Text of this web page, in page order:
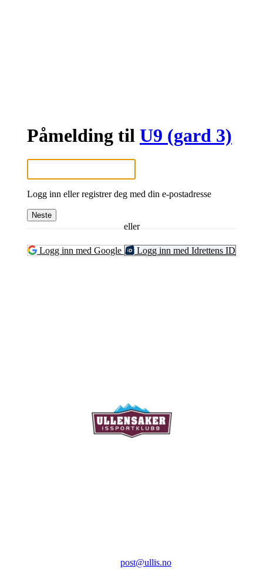
Påmelding til U9 (gard 3)
Logg inn eller registrer deg med din e-postadresse
Neste
eller
Logg inn med Google Logg inn med Idrettens ID
post@ullis.no